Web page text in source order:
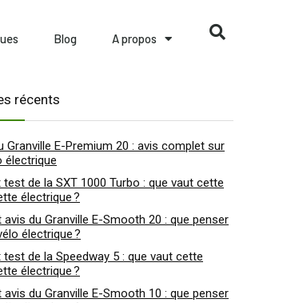
Blog A propos
récents
Granville E-Premium 20 : avis complet sur
électrique
test de la SXT 1000 Turbo : que vaut cette
électrique ?
avis du Granville E-Smooth 20 : que penser
électrique ?
test de la Speedway 5 : que vaut cette
électrique ?
avis du Granville E-Smooth 10 : que penser